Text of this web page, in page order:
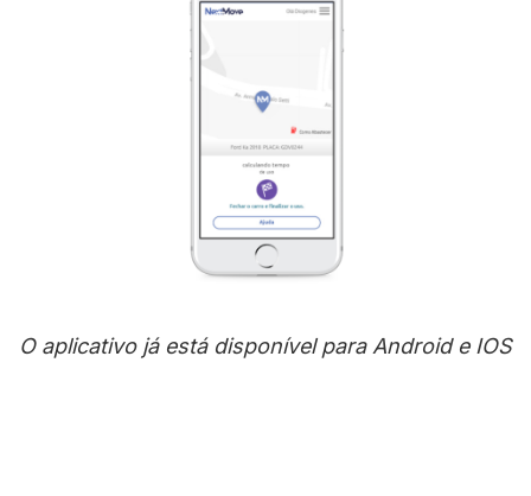
O aplicativo já está disponível para Android e IOS